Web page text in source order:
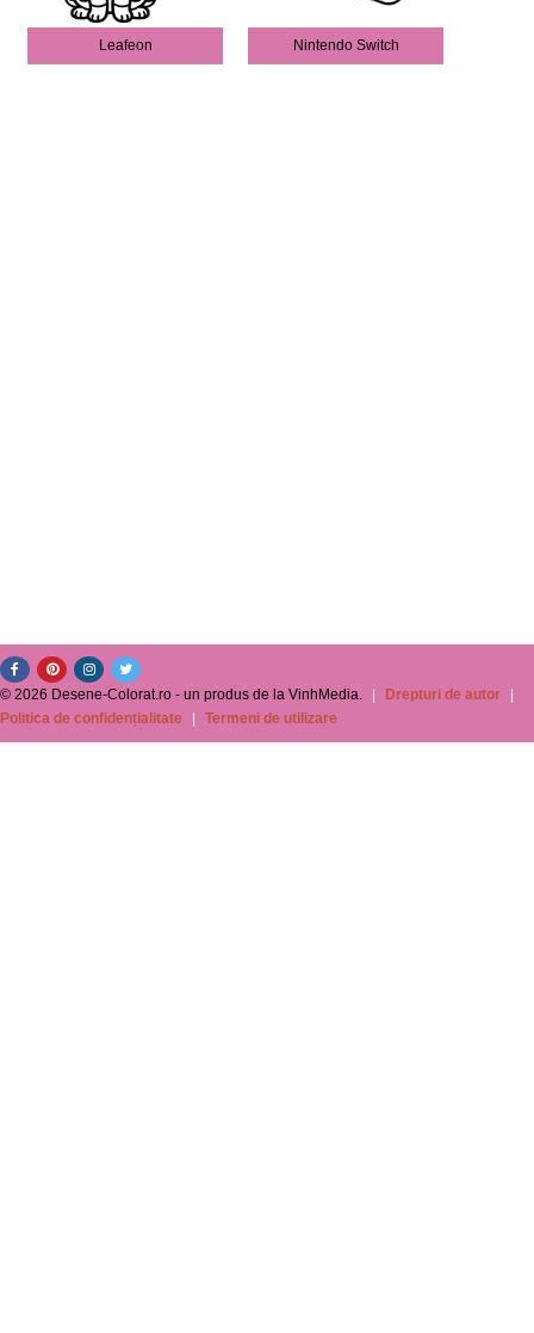
Leafeon Nintendo Switch
© 2026 Desene-Colorat.ro - un produs de la VinhMedia. Drepturi de autor
Politica de confidențialitate
Termeni de utilizare